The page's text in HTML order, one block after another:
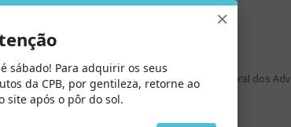
Sabatina e Ministério Pessoal da Associação Geral dos
×
sábado! Para adquirir os seus
da CPB, por gentileza, retorne ao
site após o pôr do sol.